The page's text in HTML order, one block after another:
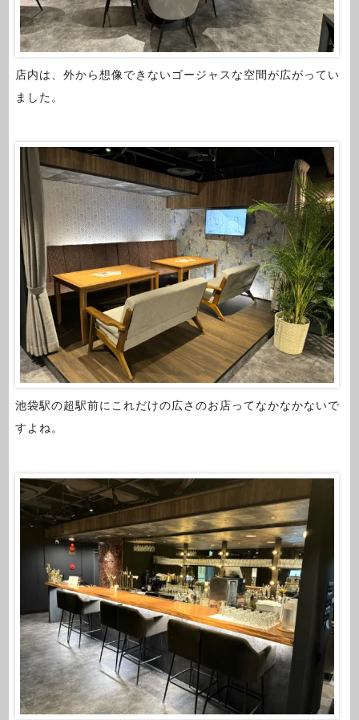
店内は、外から想像できないゴージャスな空間が広がってい
ました。
池袋駅の超駅前にこれだけの広さのお店ってなかなかないで
すよね。